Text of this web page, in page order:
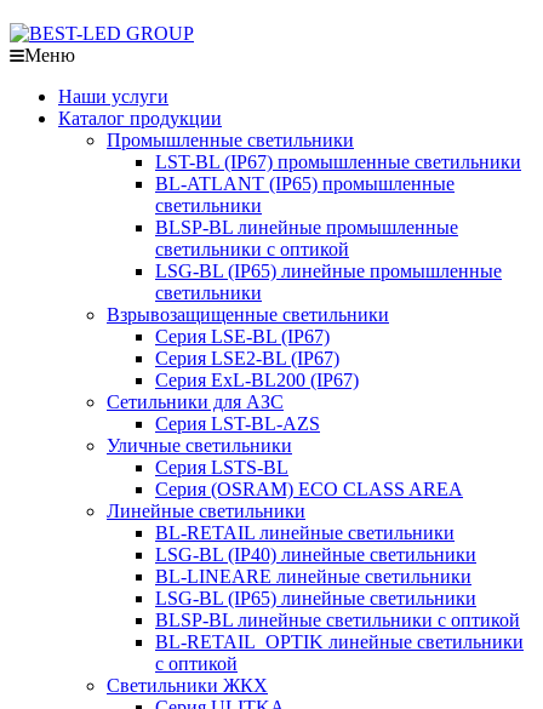
Меню
Наши услуги
Каталог продукции
Промышленные светильники
LST-BL (IP67) промышленные светильники
BL-ATLANT (IP65) промышленные
светильники
BLSP-BL линейные промышленные
светильники с оптикой
LSG-BL (IP65) линейные промышленные
светильники
Взрывозащищенные светильники
Серия LSE-BL (IP67)
Серия LSE2-BL (IP67)
Серия ExL-BL200 (IP67)
Сетильники для АЗС
Серия LST-BL-AZS
Уличные светильники
Серия LSTS-BL
Серия (ОSRAM) ECO CLASS AREA
Линейные светильники
BL-RETAIL линейные светильники
LSG-BL (IP40) линейные светильники
BL-LINEARE линейные светильники
LSG-BL (IP65) линейные светильники
BLSP-BL линейные светильники с оптикой
BL-RETAIL_OPTIK линейные светильники
с оптикой
Светильники ЖКХ